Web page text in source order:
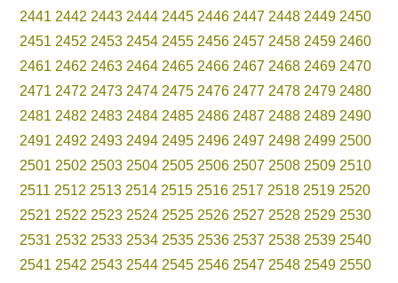
2441 2442 2443 2444 2445 2446 2447 2448 2449 2450
2451 2452 2453 2454 2455 2456 2457 2458 2459 2460
2461 2462 2463 2464 2465 2466 2467 2468 2469 2470
2471 2472 2473 2474 2475 2476 2477 2478 2479 2480
2481 2482 2483 2484 2485 2486 2487 2488 2489 2490
2491 2492 2493 2494 2495 2496 2497 2498 2499 2500
2501 2502 2503 2504 2505 2506 2507 2508 2509 2510
2511 2512 2513 2514 2515 2516 2517 2518 2519 2520
2521 2522 2523 2524 2525 2526 2527 2528 2529 2530
2531 2532 2533 2534 2535 2536 2537 2538 2539 2540
2541 2542 2543 2544 2545 2546 2547 2548 2549 2550